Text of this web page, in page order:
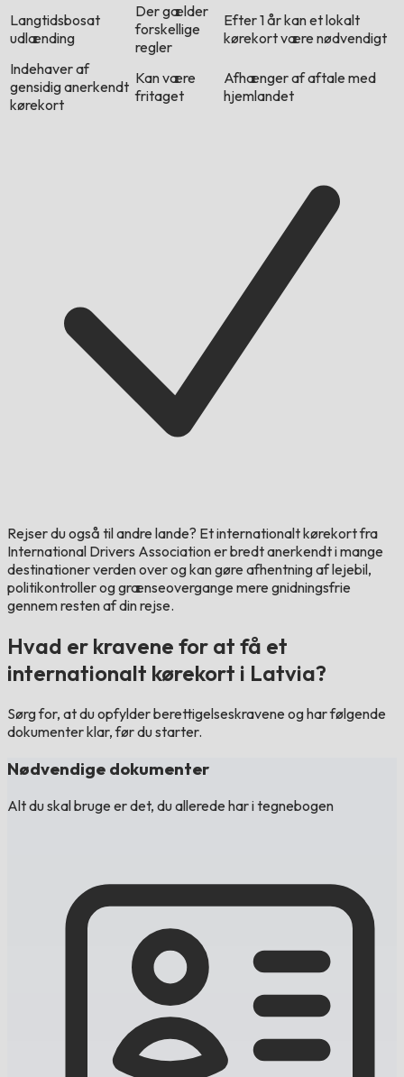
Langtidsbosat
udlænding
Der gælder
forskellige
regler
Efter 1 år kan et lokalt
kørekort være nødvendigt
Indehaver af
gensidig anerkendt
kørekort
Kan være
fritaget
Afhænger af aftale med
hjemlandet
Rejser du også til andre lande? Et internationalt kørekort fra
International Drivers Association er bredt anerkendt i mange
destinationer verden over og kan gøre afhentning af lejebil,
politikontroller og grænseovergange mere gnidningsfrie
gennem resten af din rejse.
Hvad er kravene for at få et
internationalt kørekort i Latvia?
Sørg for, at du opfylder berettigelseskravene og har følgende
dokumenter klar, før du starter.
Nødvendige dokumenter
Alt du skal bruge er det, du allerede har i tegnebogen